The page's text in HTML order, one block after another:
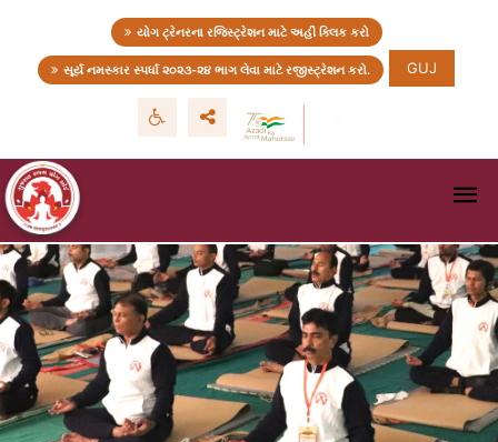
યોગ ટ્રેનરના રજિસ્ટ્રેશન માટે અહીં ક્લિક કરો
સૂર્ય નમસ્કાર સ્પર્ધા ૨૦૨૩-૨૪ ભાગ લેવા માટે રજીસ્ટ્રેશન કરો. GUJ